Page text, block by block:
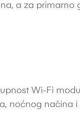
a za primarno
Wi-Fi
noćnog načina